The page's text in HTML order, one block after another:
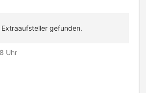
Extraaufsteller gefunden.
Uhr